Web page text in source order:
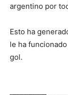
argentino por
Esto ha
le ha
gol.